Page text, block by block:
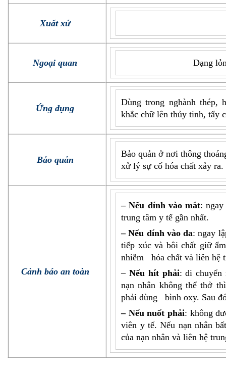
Xuất xứ
Ngoại quan Dạng
Ứng dụng
Dùng trong nghành thép,
khắc chữ lên thủy tinh, tẩy
Bảo quản
Bảo quản ở nơi thông
xử lý sự cố hóa chất xảy ra.
Cảnh báo an toàn
– Nếu dính vào mắt:
trung tâm y tế gần nhất.
– Nếu dính vào da: ngay
tiếp xúc và bôi chất giữ
nhiễm hóa chất và liên hệ
– Nếu hít phải: di chuyển
nạn nhân không thể thở
phải dùng bình oxy. Sau
– Nếu nuốt phải: không
viên y tế. Nếu nạn nhân
của nạn nhân và liên hệ